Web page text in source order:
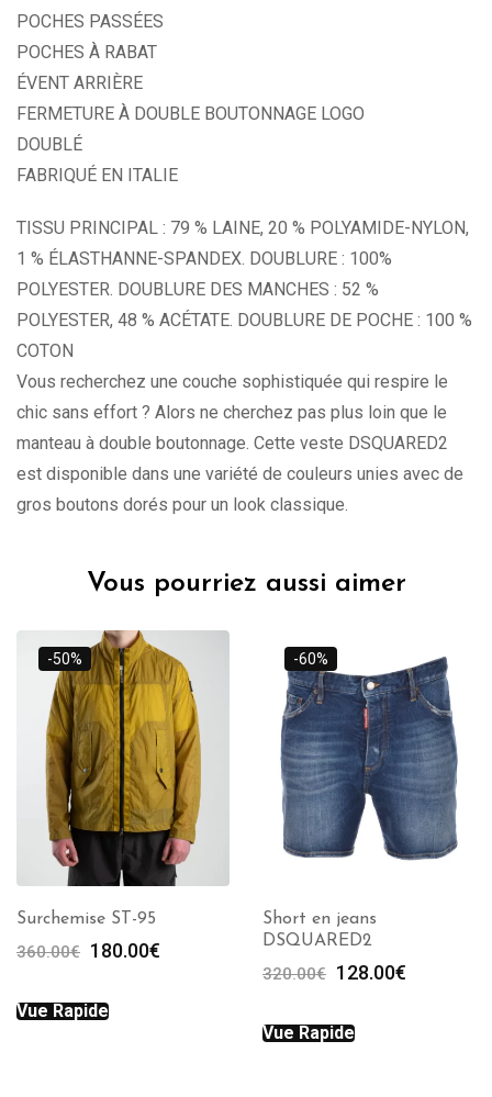
POCHES PASSÉES
POCHES À RABAT
ÉVENT ARRIÈRE
FERMETURE À DOUBLE BOUTONNAGE LOGO
DOUBLÉ
FABRIQUÉ EN ITALIE
TISSU PRINCIPAL : 79 % LAINE, 20 % POLYAMIDE-NYLON,
1 % ÉLASTHANNE-SPANDEX. DOUBLURE : 100%
POLYESTER. DOUBLURE DES MANCHES : 52 %
POLYESTER, 48 % ACÉTATE. DOUBLURE DE POCHE : 100 %
COTON
Vous recherchez une couche sophistiquée qui respire le
chic sans effort ? Alors ne cherchez pas plus loin que le
manteau à double boutonnage. Cette veste DSQUARED2
est disponible dans une variété de couleurs unies avec de
gros boutons dorés pour un look classique.
Vous pourriez aussi aimer
-50%
Surchemise ST-95
360.00€ Le
initial
était :
180.00€
Vue Rapide
-60%
Short en jeans
DSQUARED2
320.00€ Le
initial
était :
128.00€
Vue Rapide